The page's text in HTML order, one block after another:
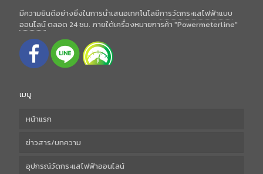
มีความยินดีอย่างยิ่งในการนำเสนอเทคโนโลยีการวัดกระแสไฟฟ้าแบบ
ออนไลน์ตลอด 24 ชม. ภายใต้เครื่องหมายการค้า "Powermeterline"
เมนู
หน้าแรก
ข่าวสาร/บทความ
อุปกรณ์วัดกระแสไฟฟ้าออนไลน์